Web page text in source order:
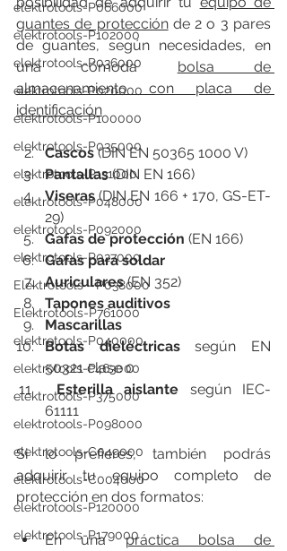
elektrotools-P066000
elektrotools-P102000
elektrotools-P036000
elektrotools-P020000
elektrotools-P100000
elektrotools-P035000
elektrotools-P131000
elektrotools-P048000
elektrotools-P092000
elektrotools-P027000
Elektrotools - P038000
Elektrotools-P761000
elektrotools-P040000
elektrotools-P463000
elektrotools-P375000
elektrotools-P098000
elektrotools-C049000
elektrotools-C004000
elektrotools-P120000
elektrotools-P179000
guantes de protección de 2 o 3 pares
de guantes, según necesidades, en
una cómoda bolsa de
almacenamiento con placa de
identificación
Cascos (DIN EN 50365 1000 V)
Pantallas (DIN EN 166)
Viseras (DIN EN 166 + 170, GS-ET-
29)
Gafas de protección (EN 166)
Gafas para soldar
Auriculares (EN 352)
Tapones auditivos
Mascarillas
Botas dieléctricas según
EN
50321 clase 0
Esterilla aislante según IEC-
61111
Si lo prefieres, también podrás
adquirir tu equipo completo de
protección en dos formatos:
En una práctica bolsa de